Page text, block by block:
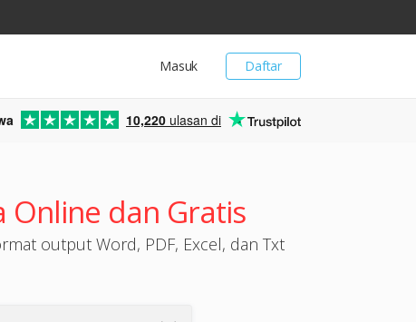
Daftar
Masuk
10,220 ulasan di
Online dan Gratis
output Word, PDF, Excel, dan Txt